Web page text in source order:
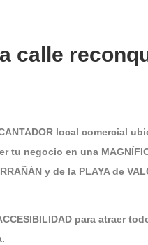
calle
local comercial
tu negocio en una
y de la PLAYA de
para atraer